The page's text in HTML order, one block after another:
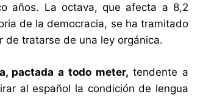
años. La octava, que afecta a 8,2
de la democracia, se ha tramitado
de tratarse de una ley orgánica.
pactada a todo meter, tendente a
al español la condición de lengua